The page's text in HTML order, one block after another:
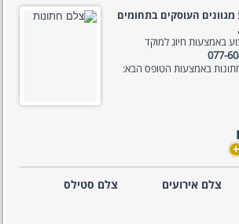
מגוונים העוסקים בתחומים
באמצעות חיוג למוקד
077-
חתונות באמצעות הטופס הבא:
+
צלם אירועים צלם סטילס